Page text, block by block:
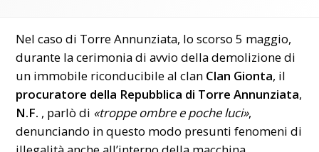
Nel caso di Torre Annunziata, lo scorso 5 maggio,
durante la cerimonia di avvio della demolizione di
un immobile riconducibile al clan Clan Gionta, il
procuratore della Repubblica di Torre Annunziata,
N.F. , parlò di «troppe ombre e poche luci»,
denunciando in questo modo presunti fenomeni di